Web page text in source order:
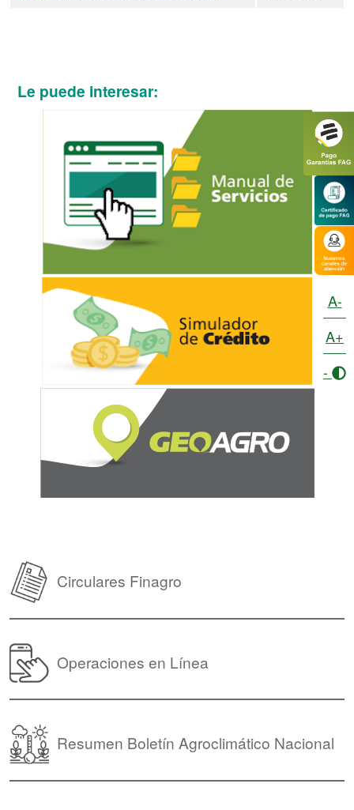
Le puede interesar:
Circulares Finagro
Operaciones en Línea
Resumen Boletín Agroclimático Nacional
A-
A+
-